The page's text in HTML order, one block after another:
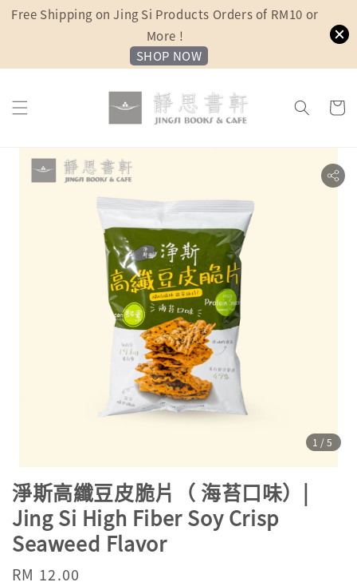
Free Shipping on Jing Si Products Orders of RM10 or
More !
SHOP NOW
1 /5
淨斯高纖豆皮脆片（ 海苔口味）|
Jing Si High Fiber Soy Crisp
Seaweed Flavor
Regular
RM 12.00